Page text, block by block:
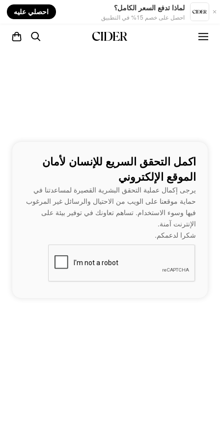
لماذا تدفع السعر الكامل؟
احصل على خصم 15% في التطبيق
احصلي عليه
اكمل التحقق السريع للإنسان لأمان
الموقع الإلكتروني
يرجى إكمال عملية التحقق البشرية القصيرة لمساعدتنا في
حماية موقعنا على الويب من الاحتيال والرسائل غير المرغوب
فيها وسوء الاستخدام. تساهم تعاونك في توفير بيئة على
الإنترنت آمنة.
شكرا لدعمكم.